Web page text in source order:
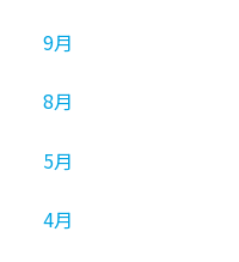
9月
8月
5月
4月